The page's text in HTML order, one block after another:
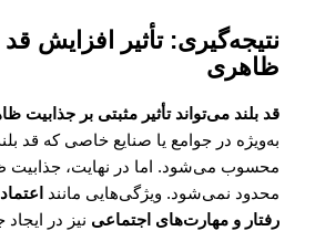
نتیجه‌گیری: تأثیر افزایش قد
ظاهری
قد بلند می‌تواند تأثیر مثبتی بر جذابیت
به‌ویژه در جوامع یا صنایع خاصی که قد
محسوب می‌شود. اما در نهایت، جذابیت
محدود نمی‌شود. ویژگی‌هایی مانند
رفتار و مهارت‌های اجتماعینیز در ایجاد